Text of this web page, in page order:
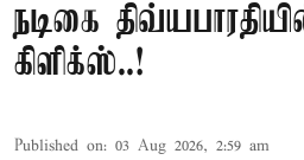
நடிகை
கிளிக்ஸ்..!
Published on: 03 Aug 2026, 2:59 am